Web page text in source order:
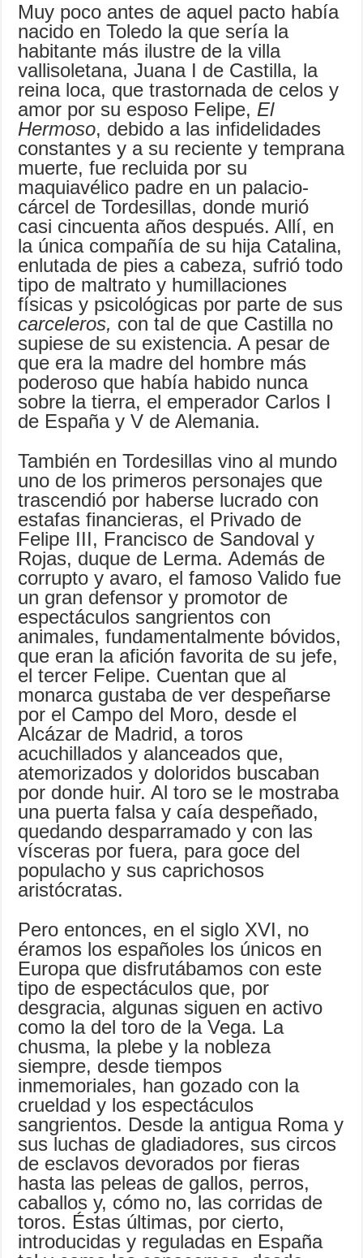
Muy poco antes de aquel pacto había
nacido en Toledo la que sería la
habitante más ilustre de la villa
vallisoletana, Juana I de Castilla, la
reina loca, que trastornada de celos y
amor por su esposo Felipe, El
Hermoso, debido a las infidelidades
constantes y a su reciente y temprana
muerte, fue recluida por su
maquiavélico padre en un palacio-
cárcel de Tordesillas, donde murió
casi cincuenta años después. Allí, en
la única compañía de su hija Catalina,
enlutada de pies a cabeza, sufrió todo
tipo de maltrato y humillaciones
físicas y psicológicas por parte de sus
carceleros, con tal de que Castilla no
supiese de su existencia. A pesar de
que era la madre del hombre más
poderoso que había habido nunca
sobre la tierra, el emperador Carlos I
de España y V de Alemania.
También en Tordesillas vino al mundo
uno de los primeros personajes que
trascendió por haberse lucrado con
estafas financieras, el Privado de
Felipe III, Francisco de Sandoval y
Rojas, duque de Lerma. Además de
corrupto y avaro, el famoso Valido fue
un gran defensor y promotor de
espectáculos sangrientos con
animales, fundamentalmente bóvidos,
que eran la afición favorita de su jefe,
el tercer Felipe. Cuentan que al
monarca gustaba de ver despeñarse
por el Campo del Moro, desde el
Alcázar de Madrid, a toros
acuchillados y alanceados que,
atemorizados y doloridos buscaban
por donde huir. Al toro se le mostraba
una puerta falsa y caía despeñado,
quedando desparramado y con las
vísceras por fuera, para goce del
populacho y sus caprichosos
aristócratas.
Pero entonces, en el siglo XVI, no
éramos los españoles los únicos en
Europa que disfrutábamos con este
tipo de espectáculos que, por
desgracia, algunas siguen en activo
como la del toro de la Vega. La
chusma, la plebe y la nobleza
siempre, desde tiempos
inmemoriales, han gozado con la
crueldad y los espectáculos
sangrientos. Desde la antigua Roma y
sus luchas de gladiadores, sus circos
de esclavos devorados por fieras
hasta las peleas de gallos, perros,
caballos y, cómo no, las corridas de
toros. Éstas últimas, por cierto,
introducidas y reguladas en España